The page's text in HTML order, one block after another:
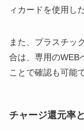
ィカードを使用し
また、プラスチッ
合は、専用のWEB
ことで確認も可能
チャージ還元率